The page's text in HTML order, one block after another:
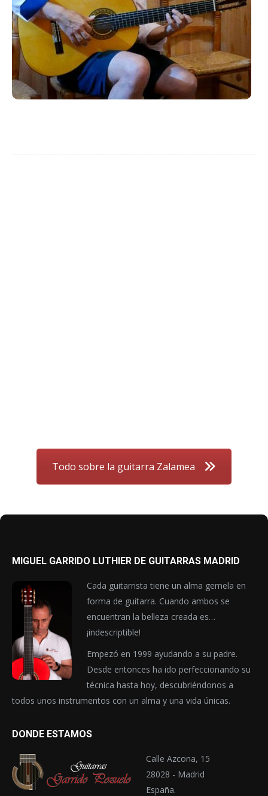
Todo sobre la guitarra Zalamea
MIGUEL GARRIDO LUTHIER DE GUITARRAS MADRID
Cada guitarrista tiene un alma gemela en
forma de guitarra. Cuando ambos se
encuentran la belleza creada es…
¡indescriptible!
Empezó en 1999 ayudando a su padre.
Desde entonces ha ido perfeccionando su
técnica hasta hoy, descubriéndonos a
todos unos instrumentos con un alma y una vida únicas.
DONDE ESTAMOS
Calle Azcona, 15
28028 - Madrid
España.